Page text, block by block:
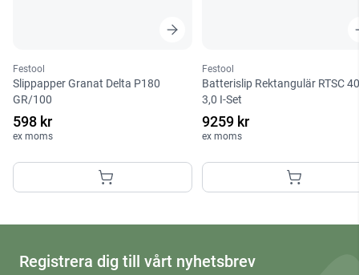
Festool
Slippapper Granat Delta P180
GR/100
598 kr
ex moms
Festool
Batterislip Rektangulär RTSC
3,0 I-Set
9259 kr
ex moms
Registrera dig till vårt nyhetsbrev